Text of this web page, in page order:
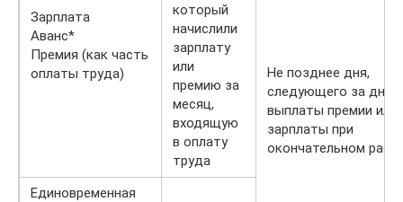
Зарплата
Аванс*
Премия (как часть
оплаты труда)
который
начислили
зарплату
или
премию за
месяц,
входящую
в оплату
труда
Не позднее дня,
следующего за днём
выплаты премии или
зарплаты при
окончательном
Единовременная